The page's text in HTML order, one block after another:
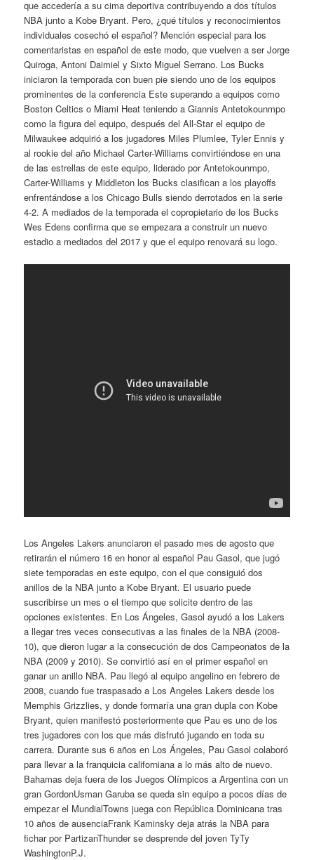
que accedería a su cima deportiva contribuyendo a dos títulos
NBA junto a Kobe Bryant. Pero, ¿qué títulos y reconocimientos
individuales cosechó el español? Mención especial para los
comentaristas en español de este modo, que vuelven a ser Jorge
Quiroga, Antoni Daimiel y Sixto Miguel Serrano. Los Bucks
iniciaron la temporada con buen pie siendo uno de los equipos
prominentes de la conferencia Este superando a equipos como
Boston Celtics o Miami Heat teniendo a Giannis Antetokounmpo
como la figura del equipo, después del All-Star el equipo de
Milwaukee adquirió a los jugadores Miles Plumlee, Tyler Ennis y
al rookie del año Michael Carter-Williams convirtiéndose en una
de las estrellas de este equipo, liderado por Antetokounmpo,
Carter-Williams y Middleton los Bucks clasifican a los playoffs
enfrentándose a los Chicago Bulls siendo derrotados en la serie
4-2. A mediados de la temporada el copropietario de los Bucks
Wes Edens confirma que se empezara a construir un nuevo
estadio a mediados del 2017 y que el equipo renovará su logo.
Los Angeles Lakers anunciaron el pasado mes de agosto que
retirarán el número 16 en honor al español Pau Gasol, que jugó
siete temporadas en este equipo, con el que consiguió dos
anillos de la NBA junto a Kobe Bryant. El usuario puede
suscribirse un mes o el tiempo que solicite dentro de las
opciones existentes. En Los Ángeles, Gasol ayudó a los Lakers
a llegar tres veces consecutivas a las finales de la NBA (2008-
10), que dieron lugar a la consecución de dos Campeonatos de la
NBA (2009 y 2010). Se convirtió así en el primer español en
ganar un anillo NBA. Pau llegó al equipo angelino en febrero de
2008, cuando fue traspasado a Los Angeles Lakers desde los
Memphis Grizzlies, y donde formaría una gran dupla con Kobe
Bryant, quien manifestó posteriormente que Pau es uno de los
tres jugadores con los que más disfrutó jugando en toda su
carrera. Durante sus 6 años en Los Ángeles, Pau Gasol colaboró
para llevar a la franquicia californiana a lo más alto de nuevo.
Bahamas deja fuera de los Juegos Olímpicos a Argentina con un
gran GordonUsman Garuba se queda sin equipo a pocos días de
empezar el MundialTowns juega con República Dominicana tras
10 años de ausenciaFrank Kaminsky deja atrás la NBA para
fichar por PartizanThunder se desprende del joven TyTy
WashingtonP.J.